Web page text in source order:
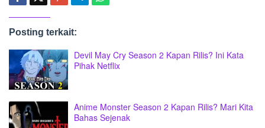
Posting terkait:
Devil May Cry Season 2 Kapan Rilis? Ini Kata
Pihak Netflix
Anime Monster Season 2 Kapan Rilis? Mari Kita
Bahas Sejenak